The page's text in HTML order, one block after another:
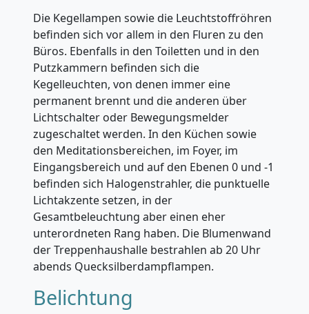
Die Kegellampen sowie die Leuchtstoffröhren
befinden sich vor allem in den Fluren zu den
Büros. Ebenfalls in den Toiletten und in den
Putzkammern befinden sich die
Kegelleuchten, von denen immer eine
permanent brennt und die anderen über
Lichtschalter oder Bewegungsmelder
zugeschaltet werden. In den Küchen sowie
den Meditationsbereichen, im Foyer, im
Eingangsbereich und auf den Ebenen 0 und -1
befinden sich Halogenstrahler, die punktuelle
Lichtakzente setzen, in der
Gesamtbeleuchtung aber einen eher
unterordneten Rang haben. Die Blumenwand
der Treppenhaushalle bestrahlen ab 20 Uhr
abends Quecksilberdampflampen.
Belichtung